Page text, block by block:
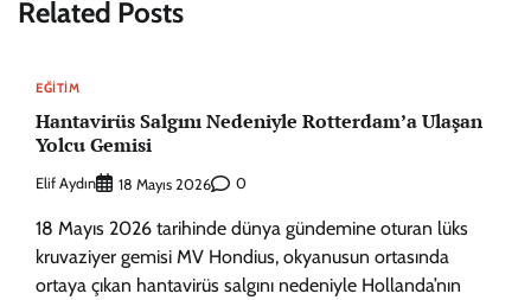
Related Posts
EĞITIM
Hantavirüs Salgını Nedeniyle Rotterdam’a Ulaşan
Yolcu Gemisi
Elif Aydın 18 Mayıs 2026 0
18 Mayıs 2026 tarihinde dünya gündemine oturan lüks
kruvaziyer gemisi MV Hondius, okyanusun ortasında
ortaya çıkan hantavirüs salgını nedeniyle Hollanda’nın